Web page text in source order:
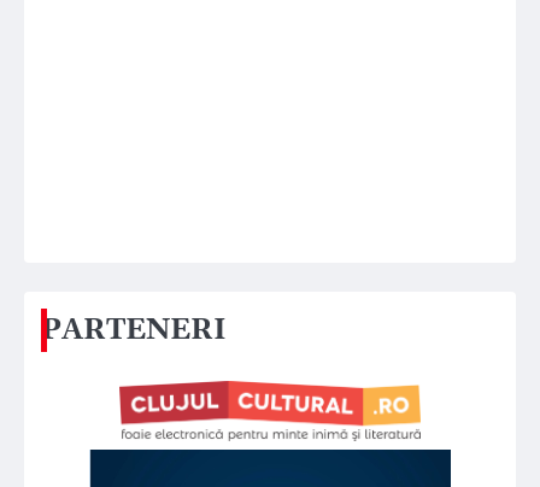
PARTENERI